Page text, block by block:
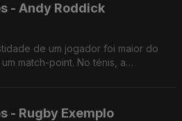
- Andy Roddick
de um jogador foi maior do
match-point. No ténis, a
- Rugby Exemplo